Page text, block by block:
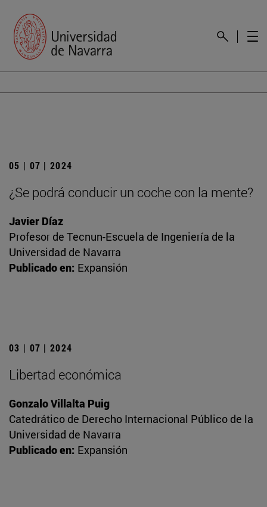
05 | 07 | 2024
¿Se podrá conducir un coche con la mente?
Javier Díaz
Profesor de Tecnun-Escuela de Ingeniería de la
Universidad de Navarra
Publicado en: Expansión
03 | 07 | 2024
Libertad económica
Gonzalo Villalta Puig
Catedrático de Derecho Internacional Público de la
Universidad de Navarra
Publicado en: Expansión